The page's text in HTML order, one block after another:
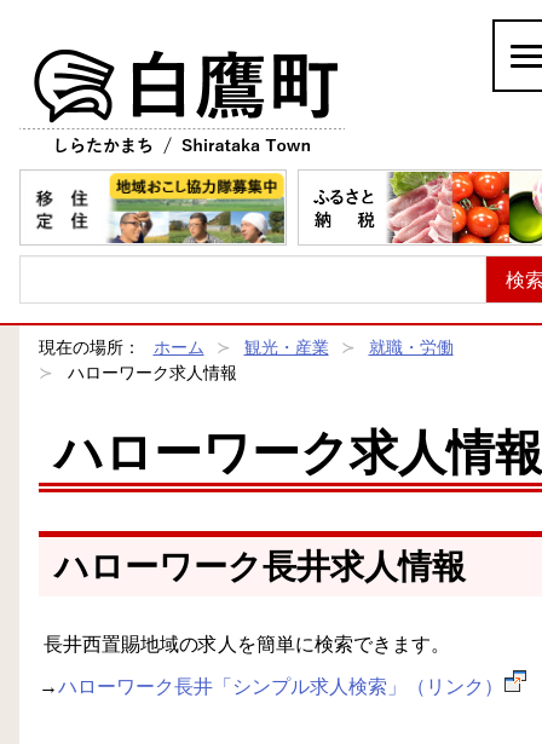
現在の場所： ホーム 観光・産業
就職・労働
ハローワーク求人情報
ハローワーク求人情報
ハローワーク長井求人情報
長井西置賜地域の求人を簡単に検索できます。
→ハローワーク長井「シンプル求人検索」（リンク）